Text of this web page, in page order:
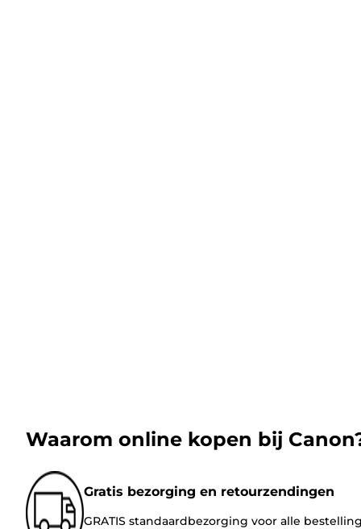
Waarom online kopen bij
Gratis bezorging en retourzendingen
GRATIS standaardbezorging voor alle